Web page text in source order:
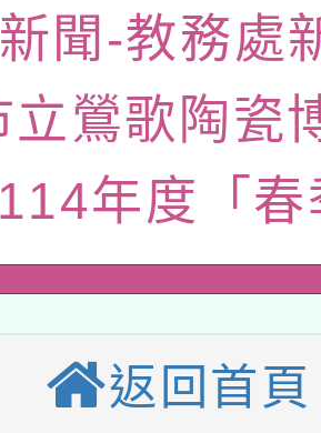
內容與教學軟體
赴陸應申請許可
濟部水利署委託
研究院辦理「
優單位及節水達
8月22日(星期六
學年度第2次
結果公告(無人
動共學行動站研
理115年度閱讀
聞-教務處
立鶯歌陶瓷
年度「
返回首頁